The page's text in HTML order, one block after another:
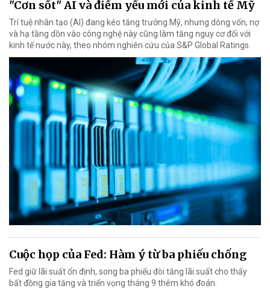
"Cơn sốt" AI và điểm yếu mới của kinh tế Mỹ
Trí tuệ nhân tạo (AI) đang kéo tăng trưởng Mỹ, nhưng dòng vốn, nợ
và hạ tầng dồn vào công nghệ này cũng làm tăng nguy cơ đối với
kinh tế nước này, theo nhóm nghiên cứu của S&P Global Ratings.
Cuộc họp của Fed: Hàm ý từ ba phiếu chống
Fed giữ lãi suất ổn định, song ba phiếu đòi tăng lãi suất cho thấy
bất đồng gia tăng và triển vọng tháng 9 thêm khó đoán.